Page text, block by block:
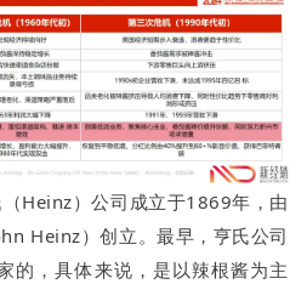
Heinz）公司成立于1869年，由
Heinz）创立。最早，亨氏公司
的，具体来说，是以辣根酱为主